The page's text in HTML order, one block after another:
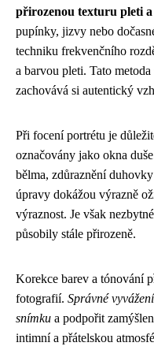
přirozenou texturu pleti
pupínky, jizvy nebo
techniku frekvenčního
a barvou pleti. Tato
zachovává si autentický
Při focení portrétu je
označovány jako okna
bělma, zdůraznění
úpravy dokážou výrazně
výraznost. Je však
působily stále přirozeně.
Korekce barev a tónování
fotografií. Správné
snímku a podpořit
intimní a přátelskou